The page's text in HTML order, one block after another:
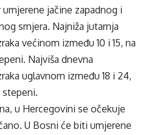
jačine zapadnog i
smjera. Najniža jutarnja
većinom između 10 i 15, na
Najviša dnevna
uglavnom između 18 i 24,
stepeni.
u Hercegovini se očekuje
U Bosni će biti umjerene